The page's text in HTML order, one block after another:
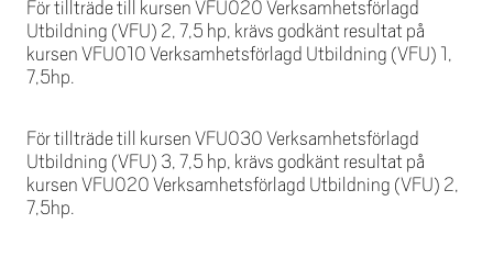
För tillträde till kursen VFU020 Verksamhetsförlagd
Utbildning (VFU) 2, 7,5 hp, krävs godkänt resultat på
kursen VFU010 Verksamhetsförlagd Utbildning (VFU) 1,
7,5hp.
För tillträde till kursen VFU030 Verksamhetsförlagd
Utbildning (VFU) 3, 7,5 hp, krävs godkänt resultat på
kursen VFU020 Verksamhetsförlagd Utbildning (VFU) 2,
7,5hp.